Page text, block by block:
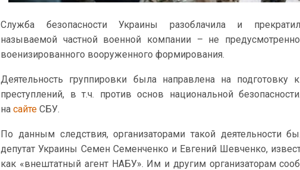
Служба безопасности Украины разоблачила и
называемой частной военной компании – не
военизированного вооруженного формирования.
Деятельность группировки была направлена на
преступлений, в т.ч. против основ национальной
насайте СБУ.
По данным следствия, организаторами такой деятельности
депутат Украины Семен Семенченко и Евгений Шевченко,
как «внештатный агент НАБУ». Им и другим организаторам